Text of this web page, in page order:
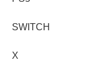
SWITCH
X